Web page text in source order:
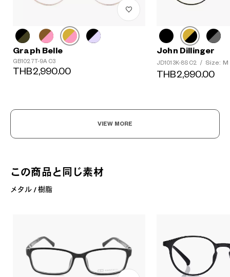
Graph Belle
GB1027T-9A C3
THB2,990.00
John Dillinger
JD1013K-8S C2 / Size: M
THB2,990.00
VIEW MORE
この商品と同じ素材
メタル / 樹脂